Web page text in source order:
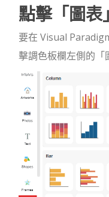
點擊「圖表
要在 Visual
擊調色板欄左側的「